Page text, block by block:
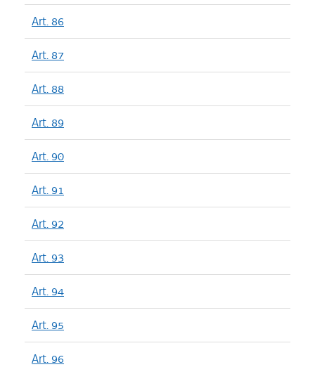
Art. 86
Art. 87
Art. 88
Art. 89
Art. 90
Art. 91
Art. 92
Art. 93
Art. 94
Art. 95
Art. 96